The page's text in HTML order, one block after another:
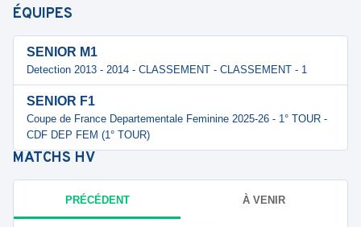
ÉQUIPES
SENIOR M1
Detection 2013 - 2014 - CLASSEMENT - CLASSEMENT - 1
SENIOR F1
Coupe de France Departementale Feminine 2025-26 - 1° TOUR -
CDF DEP FEM (1° TOUR)
MATCHS HV
PRÉCÉDENT À VENIR